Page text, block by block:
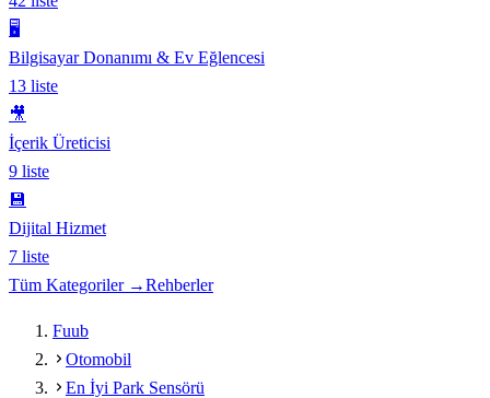
🖥️
Bilgisayar Donanımı & Ev Eğlencesi
13 liste
🎥
İçerik Üreticisi
9 liste
💾
Dijital Hizmet
7 liste
Tüm Kategoriler →Rehberler
Fuub
Otomobil
En İyi Park Sensörü